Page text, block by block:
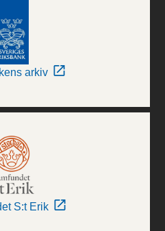
arkiv
S:t Erik